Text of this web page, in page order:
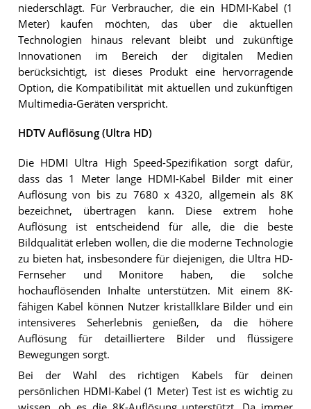
niederschlägt. Für Verbraucher, die ein HDMI-Kabel (1
Meter) kaufen möchten, das über die aktuellen
Technologien hinaus relevant bleibt und zukünftige
Innovationen im Bereich der digitalen Medien
berücksichtigt, ist dieses Produkt eine hervorragende
Option, die Kompatibilität mit aktuellen und zukünftigen
Multimedia-Geräten verspricht.
HDTV Auflösung (Ultra HD)
Die HDMI Ultra High Speed-Spezifikation sorgt dafür,
dass das 1 Meter lange HDMI-Kabel Bilder mit einer
Auflösung von bis zu 7680 x 4320, allgemein als 8K
bezeichnet, übertragen kann. Diese extrem hohe
Auflösung ist entscheidend für alle, die die beste
Bildqualität erleben wollen, die die moderne Technologie
zu bieten hat, insbesondere für diejenigen, die Ultra HD-
Fernseher und Monitore haben, die solche
hochauflösenden Inhalte unterstützen. Mit einem 8K-
fähigen Kabel können Nutzer kristallklare Bilder und ein
intensiveres Seherlebnis genießen, da die höhere
Auflösung für detailliertere Bilder und flüssigere
Bewegungen sorgt.
Bei der Wahl des richtigen Kabels für deinen
persönlichen HDMI-Kabel (1 Meter) Test ist es wichtig zu